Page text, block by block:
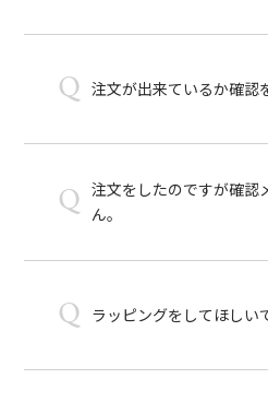
Q 注文が出来ているか確認
Q 注文をしたのですが確認
ん。
Q ラッピングをしてほしい